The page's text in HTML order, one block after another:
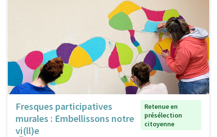
Fresques participatives
murales : Embellissons notre
vi(ll)e
Retenue en
présélection
citoyenne